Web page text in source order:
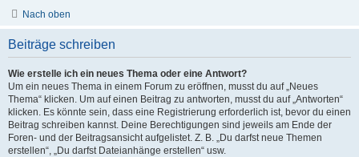
Nach oben
Beiträge schreiben
Wie erstelle ich ein neues Thema oder eine Antwort?
Um ein neues Thema in einem Forum zu eröffnen, musst du auf „Neues
Thema“ klicken. Um auf einen Beitrag zu antworten, musst du auf „Antworten“
klicken. Es könnte sein, dass eine Registrierung erforderlich ist, bevor du einen
Beitrag schreiben kannst. Deine Berechtigungen sind jeweils am Ende der
Foren- und der Beitragsansicht aufgelistet. Z. B. „Du darfst neue Themen
erstellen“, „Du darfst Dateianhänge erstellen“ usw.